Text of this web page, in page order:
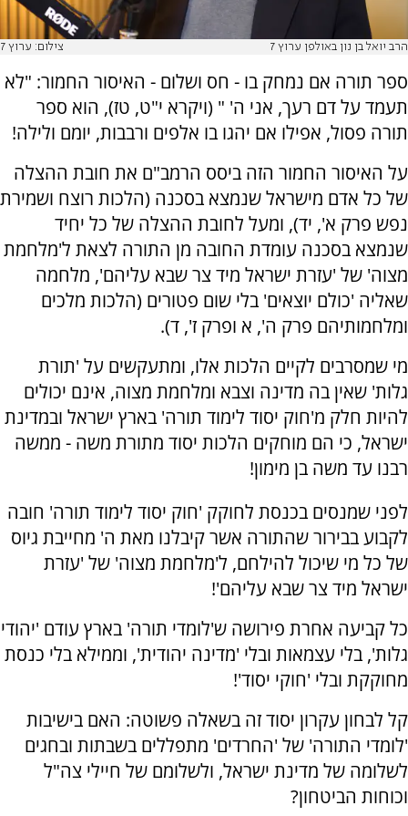
הרב יואל בן נון באולפן ערוץ 7 צילום: ערוץ 7
ספר תורה אם נמחק בו - חס ושלום - האיסור החמור: "לא
תעמד על דם רעך, אני ה' " (ויקרא י"ט, טז), הוא ספר
תורה פסול, אפילו אם יהגו בו אלפים ורבבות, יומם ולילה!
על האיסור החמור הזה ביסס הרמב"ם את חובת ההצלה
של כל אדם מישראל שנמצא בסכנה (הלכות רוצח ושמירת
נפש פרק א', יד), ומעל לחובת ההצלה של כל יחיד
שנמצא בסכנה עומדת החובה מן התורה לצאת ל'מלחמת
מצוה' של 'עזרת ישראל מיד צר שבא עליהם', מלחמה
שאליה 'כולם יוצאים' בלי שום פטורים (הלכות מלכים
ומלחמותיהם פרק ה', א ופרק ז', ד).
מי שמסרבים לקיים הלכות אלו, ומתעקשים על 'תורת
גלות' שאין בה מדינה וצבא ומלחמת מצוה, אינם יכולים
להיות חלק מ'חוק יסוד לימוד תורה' בארץ ישראל ובמדינת
ישראל, כי הם מוחקים הלכות יסוד מתורת משה - ממשה
רבנו עד משה בן מימון!
לפני שמנסים בכנסת לחוקק 'חוק יסוד לימוד תורה' חובה
לקבוע בבירור שהתורה אשר קיבלנו מאת ה' מחייבת גיוס
של כל מי שיכול להילחם, ל'מלחמת מצוה' של 'עזרת
ישראל מיד צר שבא עליהם'!
כל קביעה אחרת פירושה ש'לומדי תורה' בארץ עודם 'יהודי
גלות', בלי עצמאות ובלי 'מדינה יהודית', וממילא בלי כנסת
מחוקקת ובלי 'חוקי יסוד'!
קל לבחון עקרון יסוד זה בשאלה פשוטה: האם בישיבות
'לומדי התורה' של 'החרדים' מתפללים בשבתות ובחגים
לשלומה של מדינת ישראל, ולשלומם של חיילי צה"ל
וכוחות הביטחון?